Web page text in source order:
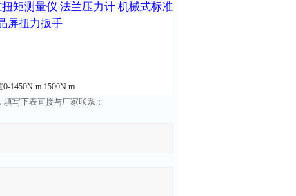
矩测量仪 法兰压力计 机械式标准
屏扭力扳手
1450N.m 1500N.m
写下表直接与厂家联系：